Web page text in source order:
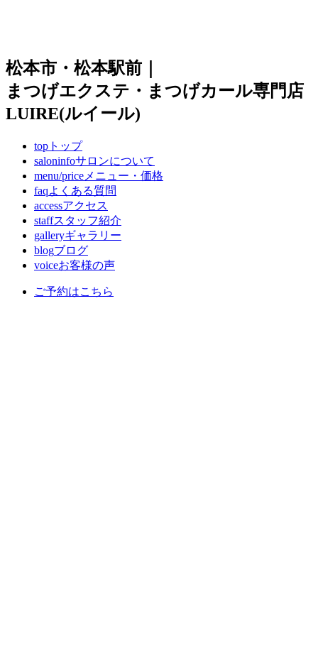
松本市・松本駅前｜
まつげエクステ・まつげカール専門店
LUIRE(ルイール)
top トップ
saloninfoサロンについて
menu/price メニュー・価格
faqよくある質問
accessアクセス
staffスタッフ紹介
galleryギャラリー
blogブログ
voiceお客様の声
ご予約はこちら